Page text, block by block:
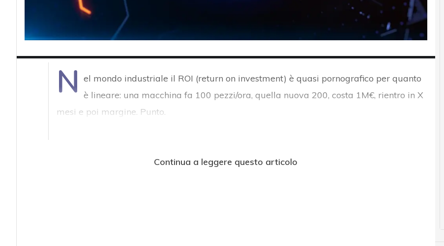
N el mondo industriale il ROI (return on investment) è quasi pornografico per quanto
è lineare: una macchina fa 100 pezzi/ora, quella nuova 200, costa 1M€, rientro in X
mesi e poi margine. Punto.
Continua a leggere questo articolo